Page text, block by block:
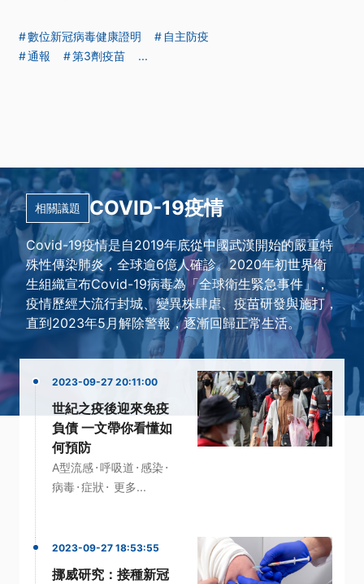
數位新冠病毒健康證明
自主防疫
通報
第3劑疫苗 ...
相關議題 COVID-19疫情
Covid-19疫情是自2019年底從中國武漢開始的嚴重特
殊性傳染肺炎，全球逾6億人確診。2020年初世界衛
生組織宣布Covid-19病毒為「全球衛生緊急事件」，
疫情歷經大流行封城、變異株肆虐、疫苗研發與施打，
直到2023年5月解除警報，逐漸回歸正常生活。
2023-09-27 20:11:00
世紀之疫後迎來免疫
負債 一文帶你看懂如
何預防
A型流感·呼吸道 · 感染 ·
病毒·症狀 · 更多...
2023-09-27 18:53:55
挪威研究：接種新冠